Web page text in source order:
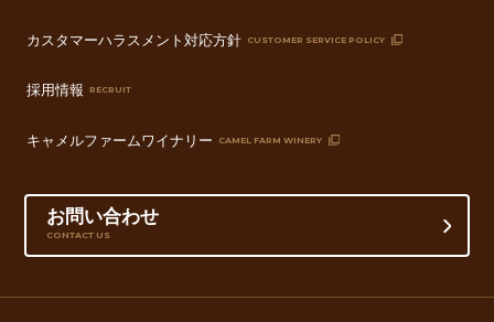
カスタマーハラスメント対応方針 CUSTOMER SERVICE POLICY
採用情報 RECRUIT
キャメルファームワイナリー CAMEL FARM WINERY
お問い合わせ
CONTACT US